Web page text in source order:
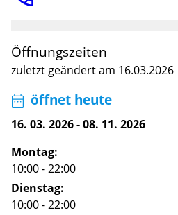
Lade
Öffnungszeiten
zuletzt geändert am 16.03.2026
öffnet heute
16. 03. 2026-08. 11. 2026
Montag:
10:00 - 22:00
Dienstag:
10:00 - 22:00